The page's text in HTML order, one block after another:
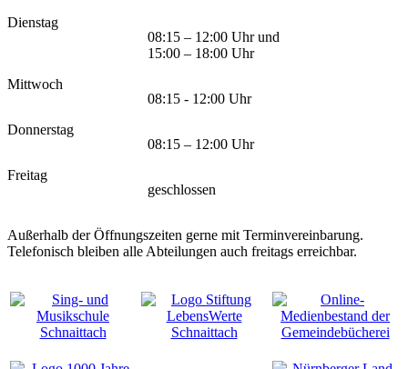
Dienstag
08:15 – 12:00 Uhr und
15:00 – 18:00 Uhr
Mittwoch
08:15 - 12:00 Uhr
Donnerstag
08:15 – 12:00 Uhr
Freitag
geschlossen
Außerhalb der Öffnungszeiten gerne mit Terminvereinbarung.
Telefonisch bleiben alle Abteilungen auch freitags erreichbar.